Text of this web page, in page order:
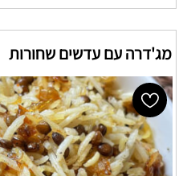
מג'דרה עם עדשים שחורות